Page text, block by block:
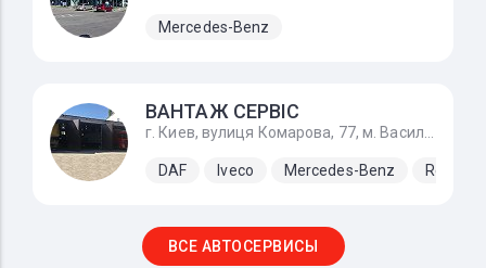
Mercedes-Benz
ВАНТАЖ СЕРВІС
DAF Iveco Mercedes-Benz Renault
ВСЕ АВТОСЕРВИСЫ